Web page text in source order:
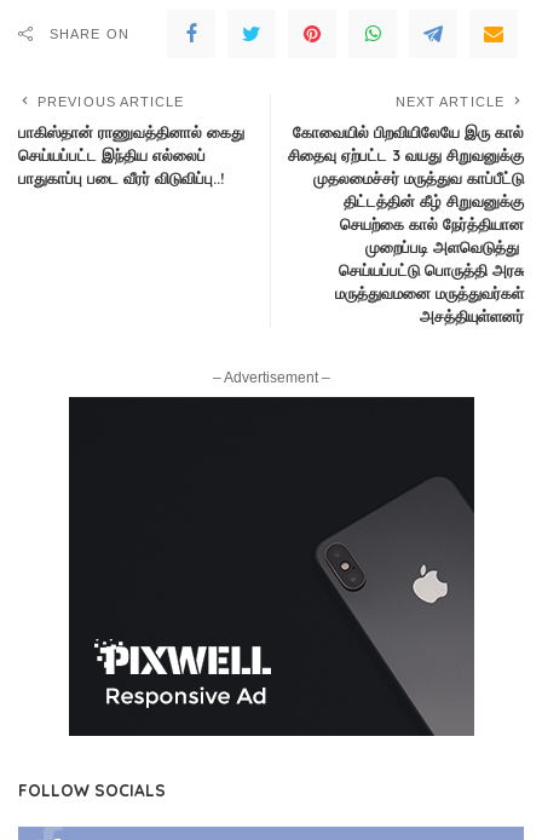
SHARE ON
PREVIOUS ARTICLE
பாகிஸ்தான் ராணுவத்தினால் கைது
செய்யப்பட்ட இந்திய எல்லைப்
பாதுகாப்பு படை வீரர் விடுவிப்பு..!
NEXT ARTICLE
கோவையில் பிறவியிலேயே இரு கால்
சிதைவு ஏற்பட்ட 3 வயது சிறுவனுக்கு
முதலமைச்சர் மருத்துவ காப்பீட்டு
திட்டத்தின் கீழ் சிறுவனுக்கு
செயற்கை கால் நேர்த்தியான
முறைப்படி அளவெடுத்து
செய்யப்பட்டு பொருத்தி அரசு
மருத்துவமனை மருத்துவர்கள்
அசத்தியுள்ளனர்
– Advertisement –
FOLLOW SOCIALS